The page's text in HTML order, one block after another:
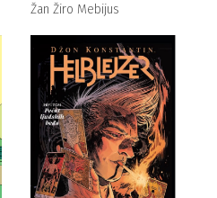
Žan Žiro Mebijus